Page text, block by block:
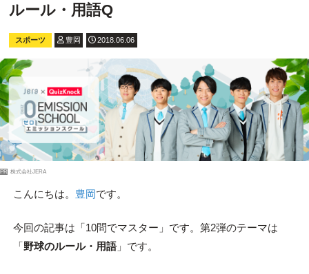
ルール・用語Q
スポーツ 豊岡 2018.06.06
PR 株式会社JERA
こんにちは。 豊岡です。
今回の記事は「10問でマスター」です。第2弾のテーマは
「 野球のルール・用語」です。